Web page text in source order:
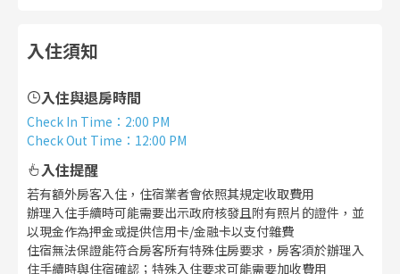
入住須知
入住與退房時間
Check In Time ： 2:00 PM
Check Out Time ： 12:00 PM
入住提醒
若有額外房客入住，住宿業者會依照其規定收取費用
辦理入住手續時可能需要出示政府核發且附有照片的證件，並
以現金作為押金或提供信用卡/金融卡以支付雜費
住宿無法保證能符合房客所有特殊住房要求，房客須於辦理入
住手續時與住宿確認；特殊入住要求可能需要加收費用